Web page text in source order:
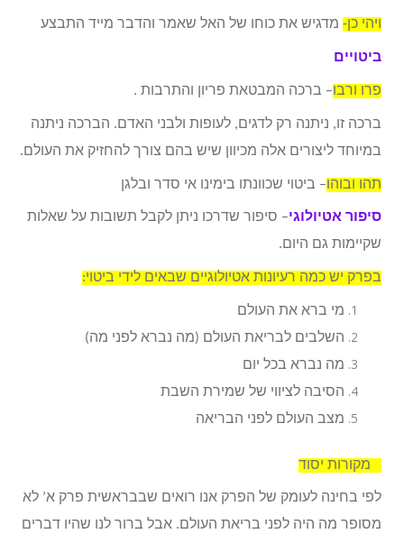
ויהי כן- מדגיש את כוחו של האל שאמר והדבר מייד התבצע
ביטויים
פרו ורבו – ברכה המבטאת פריון והתרבות .
ברכה זו, ניתנה רק לדגים, לעופות ולבני האדם. הברכה ניתנה
במיוחד ליצורים אלה מכיוון שיש בהם צורך להחזיק את העולם.
תהו ובוהו – ביטוי שכוונתו בימינו אי סדר ובלגן
סיפור אטיולוגי– סיפור שדרכו ניתן לקבל תשובות על שאלות
שקיימות גם היום.
בפרק יש כמה רעיונות אטיולוגיים שבאים לידי ביטוי:
מי ברא את העולם
השלבים לבריאת העולם (מה נברא לפני מה)
מה נברא בכל יום
הסיבה לציווי של שמירת השבת
מצב העולם לפני הבריאה
לפי בחינה לעומק של הפרק אנו רואים שבבראשית פרק א’ לא
מסופר מה היה לפני בריאת העולם. אבל ברור לנו שהיו דברים